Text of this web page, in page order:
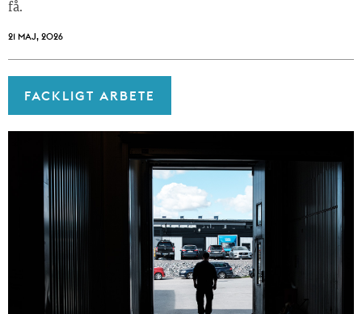
få.
21 MAJ, 2026
FACKLIGT ARBETE